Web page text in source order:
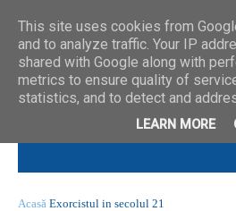
Acasă Exorcistul in secolul 21
This site uses cookies from
and to analyze traffic. Your IP
shared with Google along with
metrics to ensure quality of
statistics, and to detect and
LEARN MORE